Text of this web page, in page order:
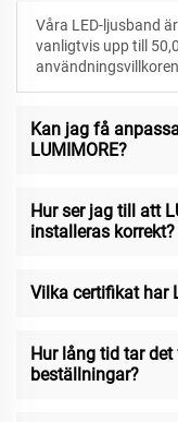
Våra LED-ljusband
vanligtvis upp till
Kan jag få
LUMIMORE?
Hur ser jag till att
installeras korrekt?
Vilka certifikat har
Hur lång tid tar
beställningar?